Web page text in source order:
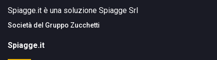
Spiagge.it è una soluzione Spiagge Srl
Società del Gruppo Zucchetti
Spiagge.it